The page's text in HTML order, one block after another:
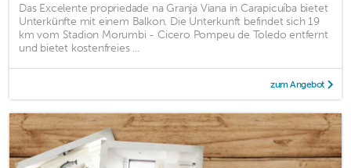
Das Excelente propriedade na Granja Viana in Carapicuíba bietet
Unterkünfte mit einem Balkon. Die Unterkunft befindet sich 19
km vom Stadion Morumbi - Cicero Pompeu de Toledo entfernt
und bietet kostenfreies ...
zum Angebot